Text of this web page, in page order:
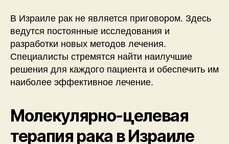
В Израиле рак не является приговором. Здесь
ведутся постоянные исследования и
разработки новых методов лечения.
Специалисты стремятся найти наилучшие
решения для каждого пациента и обеспечить им
наиболее эффективное лечение.
Молекулярно-целевая
терапия рака в Израиле